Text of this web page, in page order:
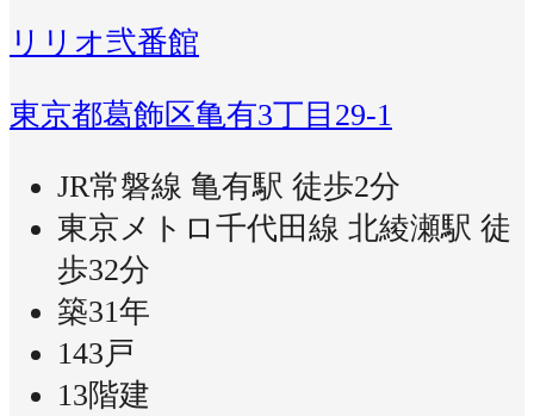
リリオ弐番館
東京都葛飾区亀有3丁目29-1
JR常磐線 亀有駅 徒歩2分
東京メトロ千代田線 北綾瀬駅 徒
歩32分
築31年
143戸
13階建